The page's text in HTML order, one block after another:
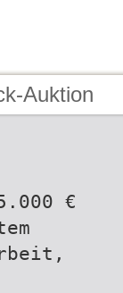
Auktion
€